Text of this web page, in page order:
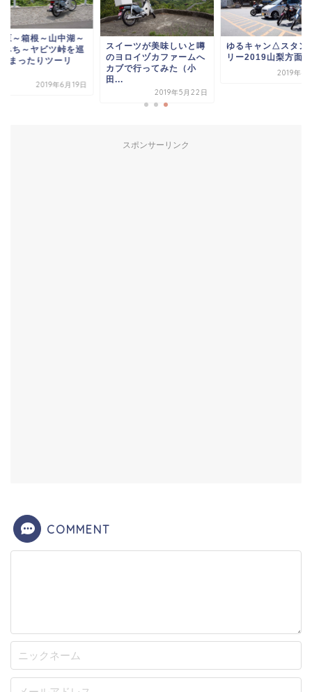
ーツが美味しいと噂
ロイヅカファームへ
ゆるキャン△スタンプラ
リー2019山梨方面攻略
2019年4月17日
小田原～箱根～山中
道志みち～ヤビツ峠
る1日まったりツー
スポンサーリンク
COMMENT